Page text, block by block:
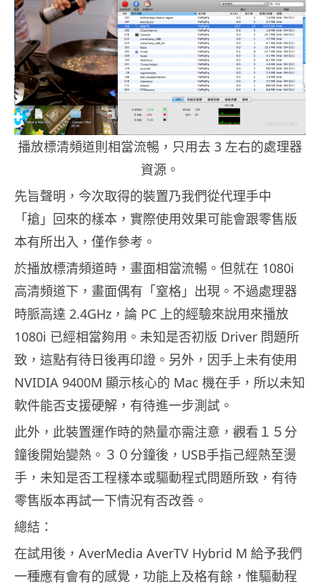
播放標清頻道則相當流暢，只用去 3 左右的處理器
資源。
先旨聲明，今次取得的裝置乃我們從代理手中
「搶」回來的樣本，實際使用效果可能會跟零售版
本有所出入，僅作參考。
於播放標清頻道時，畫面相當流暢。但就在 1080i
高清頻道下，畫面偶有「窒格」出現。不過處理器
時脈高達 2.4GHz，論 PC 上的經驗來說用來播放
1080i 已經相當夠用。未知是否初版 Driver 問題所
致，這點有待日後再印證。另外，因手上未有使用
NVIDIA 9400M 顯示核心的 Mac 機在手，所以未知
軟件能否支援硬解，有待進一步測試。
此外，此裝置運作時的熱量亦需注意，觀看１５分
鐘後開始變熱。３０分鐘後，USB手指己經熱至燙
手，未知是否工程樣本或驅動程式問題所致，有待
零售版本再試一下情況有否改善。
總結：
在試用後，AverMedia AverTV Hybrid M 給予我們
一種應有會有的感覺，功能上及格有餘，惟驅動程